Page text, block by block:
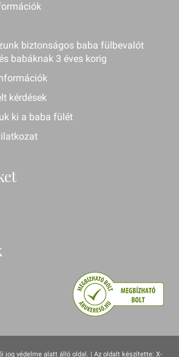
biztonságos baba fülbevalót
babáknak 3 éves korig
kérdések
ki a baba fülét
jog védelme alatt álló oldal. | Az oldalt készítette: X-